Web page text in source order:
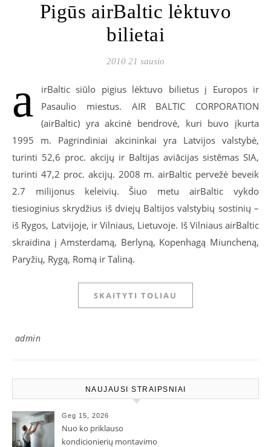
Pigūs airBaltic lėktuvo
bilietai
2010 21 sausio
a
irBaltic siūlo pigius lėktuvo bilietus į Europos ir
Pasaulio miestus. AIR BALTIC CORPORATION
(airBaltic) yra akcinė bendrovė, kuri buvo įkurta
1995 m. Pagrindiniai akcininkai yra Latvijos valstybė,
turinti 52,6 proc. akcijų ir Baltijas aviācijas sistēmas SIA,
turinti 47,2 proc. akcijų. 2008 m. airBaltic pervežė beveik
2.7 milijonus keleivių. Šiuo metu airBaltic vykdo
tiesioginius skrydžius iš dviejų Baltijos valstybių sostinių –
iš Rygos, Latvijoje, ir Vilniaus, Lietuvoje. Iš Vilniaus airBaltic
skraidina į Amsterdamą, Berlyną, Kopenhagą Miuncheną,
Paryžių, Rygą, Romą ir Taliną.
SKAITYTI TOLIAU
admin
NAUJAUSI STRAIPSNIAI
Geg 15, 2026
Nuo ko priklauso
kondicionierių montavimo